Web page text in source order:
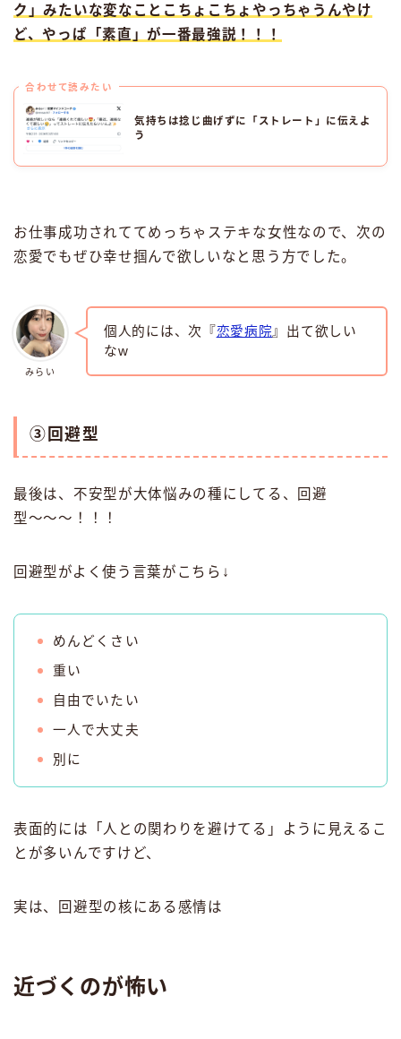
ク」みたいな変なことこちょこちょやっちゃうんやけ
ど、やっぱ「素直」が一番最強説！！！
合わせて読みたい
気持ちは捻じ曲げずに「ストレート」に伝えよ
う
お仕事成功されててめっちゃステキな女性なので、次の
恋愛でもぜひ幸せ掴んで欲しいなと思う方でした。
みらい
個人的には、次『恋愛病院 』出て欲しい
なw
③回避型
最後は、不安型が大体悩みの種にしてる、回避
型〜〜〜！！！
回避型がよく使う言葉がこちら↓
めんどくさい
重い
自由でいたい
一人で大丈夫
別に
表面的には「人との関わりを避けてる」ように見えるこ
とが多いんですけど、
実は、回避型の核にある感情は
近づくのが怖い